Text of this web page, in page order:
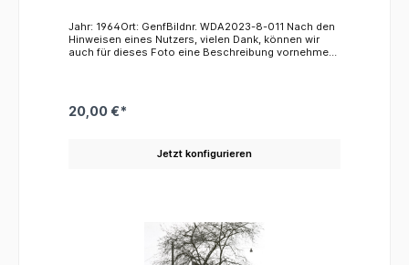
Jahr: 1964Ort: GenfBildnr. WDA2023-8-011 Nach den
Hinweisen eines Nutzers, vielen Dank, können wir
auch für dieses Foto eine Beschreibung vornehmen.
auf zwei der abgebildeten Personen
aufmerksam:Ganz links, im dunklen Mantel, Jim Clark
Chapman (1928-1982), Rennwagenkonstrukteur,
20,00 €*
Jetzt konfigurieren